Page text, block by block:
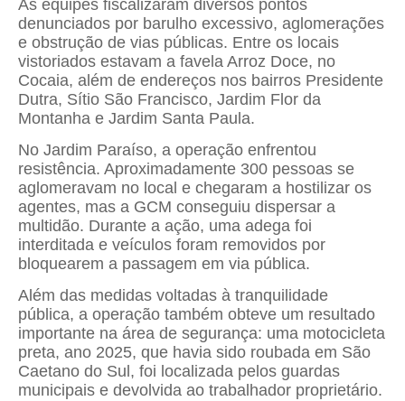
As equipes fiscalizaram diversos pontos
denunciados por barulho excessivo, aglomerações
e obstrução de vias públicas. Entre os locais
vistoriados estavam a favela Arroz Doce, no
Cocaia, além de endereços nos bairros Presidente
Dutra, Sítio São Francisco, Jardim Flor da
Montanha e Jardim Santa Paula.
No Jardim Paraíso, a operação enfrentou
resistência. Aproximadamente 300 pessoas se
aglomeravam no local e chegaram a hostilizar os
agentes, mas a GCM conseguiu dispersar a
multidão. Durante a ação, uma adega foi
interditada e veículos foram removidos por
bloquearem a passagem em via pública.
Além das medidas voltadas à tranquilidade
pública, a operação também obteve um resultado
importante na área de segurança: uma motocicleta
preta, ano 2025, que havia sido roubada em São
Caetano do Sul, foi localizada pelos guardas
municipais e devolvida ao trabalhador proprietário.